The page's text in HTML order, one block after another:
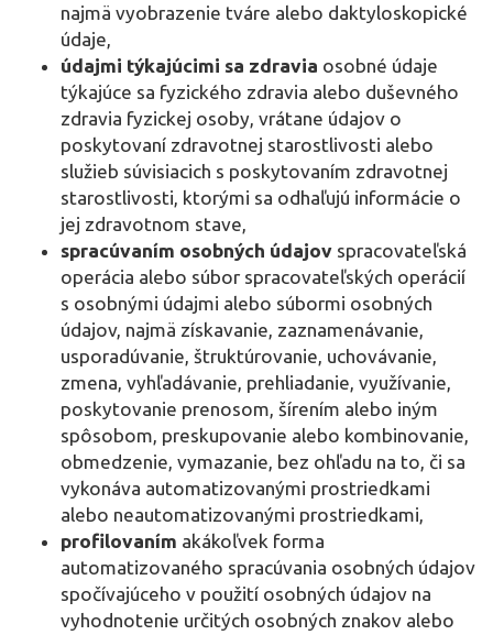
najmä vyobrazenie tváre alebo daktyloskopické
údaje,
údajmi týkajúcimi sa zdravia osobné údaje
týkajúce sa fyzického zdravia alebo duševného
zdravia fyzickej osoby, vrátane údajov o
poskytovaní zdravotnej starostlivosti alebo
služieb súvisiacich s poskytovaním zdravotnej
starostlivosti, ktorými sa odhaľujú informácie o
jej zdravotnom stave,
spracúvaním osobných údajov spracovateľská
operácia alebo súbor spracovateľských operácií
s osobnými údajmi alebo súbormi osobných
údajov, najmä získavanie, zaznamenávanie,
usporadúvanie, štruktúrovanie, uchovávanie,
zmena, vyhľadávanie, prehliadanie, využívanie,
poskytovanie prenosom, šírením alebo iným
spôsobom, preskupovanie alebo kombinovanie,
obmedzenie, vymazanie, bez ohľadu na to, či sa
vykonáva automatizovanými prostriedkami
alebo neautomatizovanými prostriedkami,
profilovaním akákoľvek forma
automatizovaného spracúvania osobných údajov
spočívajúceho v použití osobných údajov na
vyhodnotenie určitých osobných znakov alebo